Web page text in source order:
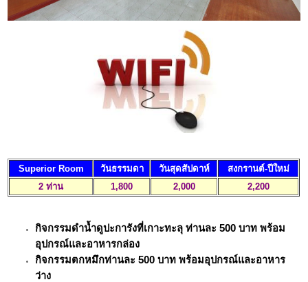
Superior Room วันธรรมดา วันสุดสัปดาห์
สงกรานต์-ปีใหม่
2 ท่าน
1,800 2,000 2,200
กิจกรรมดำน้ำดูปะการังที่เกาะทะลุ ท่านละ500 บาท พร้อม
อุปกรณ์และอาหารกล่อง
กิจกรรมตกหมึกท่านละ500 บาท พร้อมอุปกรณ์และอาหาร
ว่าง